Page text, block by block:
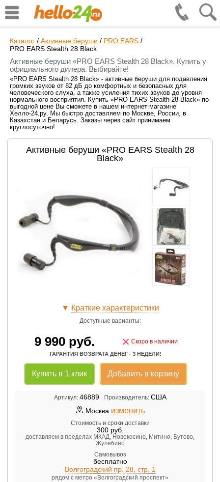
Каталог / Активные беруши / PRO EARS /
PRO EARS Stealth 28 Black
Активные беруши «PRO EARS Stealth 28 Black». Купить у
официального дилера. Выбирайте!
«PRO EARS Stealth 28 Black» - активные беруши для подавления
громких звуков от 82 дБ до комфортных и безопасных для
человеческого слуха, а также усиления тихих звуков до уровня
нормального восприятия. Купить «PRO EARS Stealth 28 Black» по
выгодной цене Вы сможете в нашем интернет-магазине
Хелло-24.ру. Мы быстро доставляем по Москве, России, в
Казахстан и Беларусь. Заказы через сайт принимаем
круглосуточно!
Активные беруши «PRO EARS Stealth 28
Black»
▼ Краткие характеристики
Доступные варианты:
9 990руб. × Скоро в наличии
ГАРАНТИЯ ВОЗВРАТА ДЕНЕГ - 3 НЕДЕЛИ!
Купить в 1 клик Добавить в корзину
Артикул: 46889 Производитель: США
Москва изменить
Стоимость и сроки доставки
300руб.
доставляем в пределах МКАД, Новокосино, Митино, Бутово,
Жулебино
Самовывоз
бесплатно
Волгоградский пр. 28, стр. 1
рядом с метро «Волгоградский проспект»